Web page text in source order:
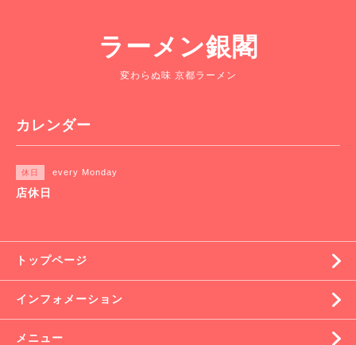
ラーメン銀閣
変わらぬ味 京都ラーメン
カレンダー
休日 every Monday
店休日
トップページ
インフォメーション
メニュー